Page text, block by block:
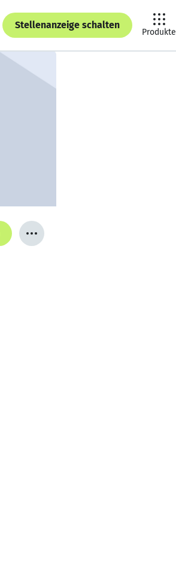
Stellenanzeige schalten
Produkte